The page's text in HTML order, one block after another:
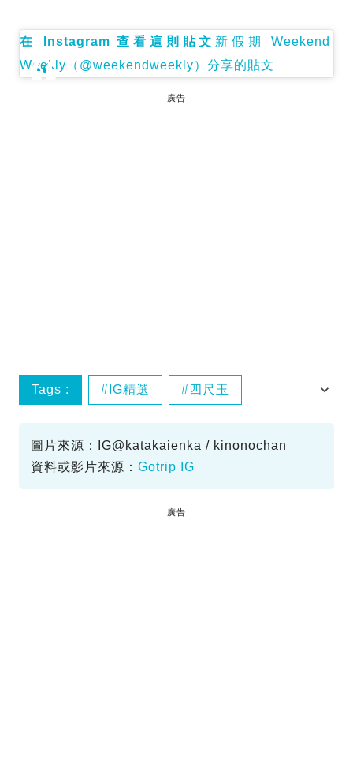
在 Instagram 查看這則貼文 新假期 Weekend
Weekly（@weekendweekly）分享的貼文
廣告
Tags : IG精選 四尺玉
圖片來源：IG@katakaienka / kinonochan
資料或影片來源： Gotrip IG
廣告